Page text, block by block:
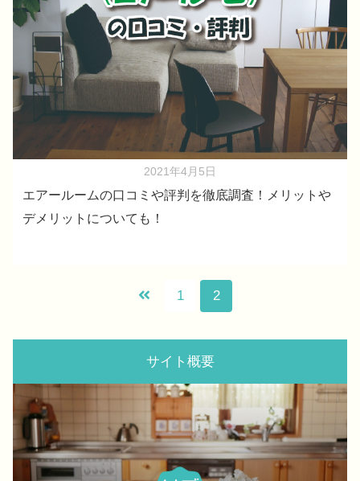
2021年4月5日
エアールームの口コミや評判を徹底調査！メリットや
デメリットについても！
1 2
サイト概要